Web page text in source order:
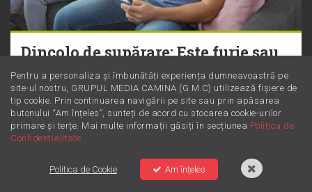
Dincolo de supărare: Este furie sau
iritare? Învață să le diferențiezi
Pentru a personaliza și îmbunătăți experiența dumneavoastră pe
site-ul nostru, GRUPUL MEDIA CAMINA (G.M.C) utilizează fișiere de
tip cookie. Prin continuarea navigării pe site sau prin apăsarea
butonului “Am înțeles”, sunteți de acord cu stocarea cookie-urilor
primare și terțe. Mai multe informații găsiți în secțiunea Politica de
Confidentialitate
Politica de Cookie Am înțeles